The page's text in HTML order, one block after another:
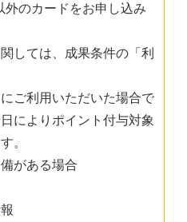
のカードをお申し込み
しては、成果条件の「利
ご利用いただいた場合で
によりポイント付与対象
。
がある場合